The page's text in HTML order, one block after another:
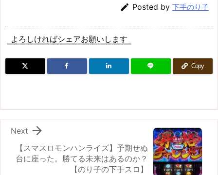
 Posted by 下手のり子
よろしければシェアお願いします
Copy
【スマスロモンハンライズ】予期せぬ
台に座った。勝てる未来はあるのか？
【のり子の下手スロ】

Next